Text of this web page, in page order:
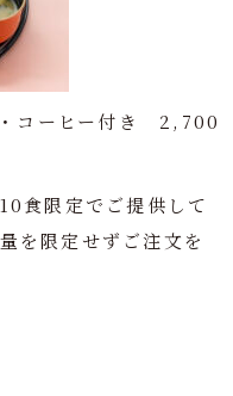
コーヒー付き 2,700
食限定でご提供して
を限定せずご注文を